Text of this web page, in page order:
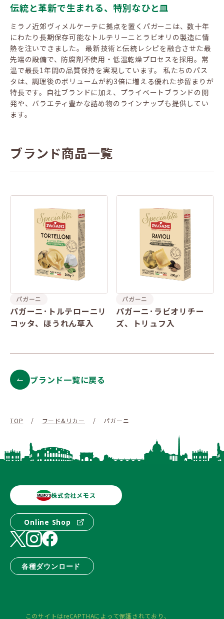
伝統と革新で生まれる、特別なひと皿
ミラノ近郊ヴィメルケーテに拠点を置くパガーニは、数十年
にわたり長期保存可能なトルテリーニとラビオリの製造に情
熱を注いできました。 最新技術と伝統レシピを融合させた最
先端の設備で、防腐剤不使用・低温乾燥プロセスを採用。常
温で最長1年間の品質保持を実現しています。 私たちのパス
タは、調理後のボリュームが約3倍に増える優れた歩留まりが
特長です。自社ブランドに加え、プライベートブランドの開
発や、バラエティ豊かな詰め物のラインナップも提供してい
ます。
ブランド商品一覧
パガーニ
パガーニ･トルテローニリ
コッタ、ほうれん草入
パガーニ
パガーニ･ラビオリチー
ズ、トリュフ入
ブランド一覧に戻る
TOP / フード&リカー / パガーニ
株式会社メモス
Online Shop
各種ダウンロード
このサイトはreCAPTHAによって保護されており、